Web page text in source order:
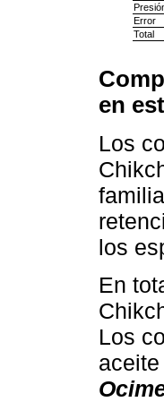
Error
Total
en
Los
los
En
Los